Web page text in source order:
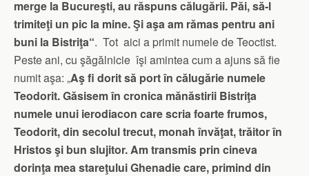
merge la Bucureşti, au răspuns călu­gării. Păi, să-l
trimiteţi un pic la mine. Şi aşa am rămas pentru ani
buni la Bistriţa“. Tot aici a primit numele de Teoc­tist.
Peste ani, cu şăgălnicie îşi amintea cum a ajuns să fie
numit aşa: „Aş fi dorit să port în călugărie numele
Teodorit. Găsisem în cronica mănăstirii Bistriţa
numele unui ierodiacon care scria foarte frumos,
Teodorit, din secolul trecut, monah învăţat, trăitor în
Hristos şi bun slujitor. Am transmis prin cineva
dorinţa mea stareţului Ghenadie care, primind din